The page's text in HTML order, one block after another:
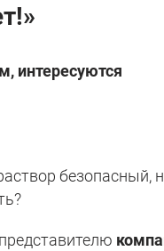
интересуются
безопасный,